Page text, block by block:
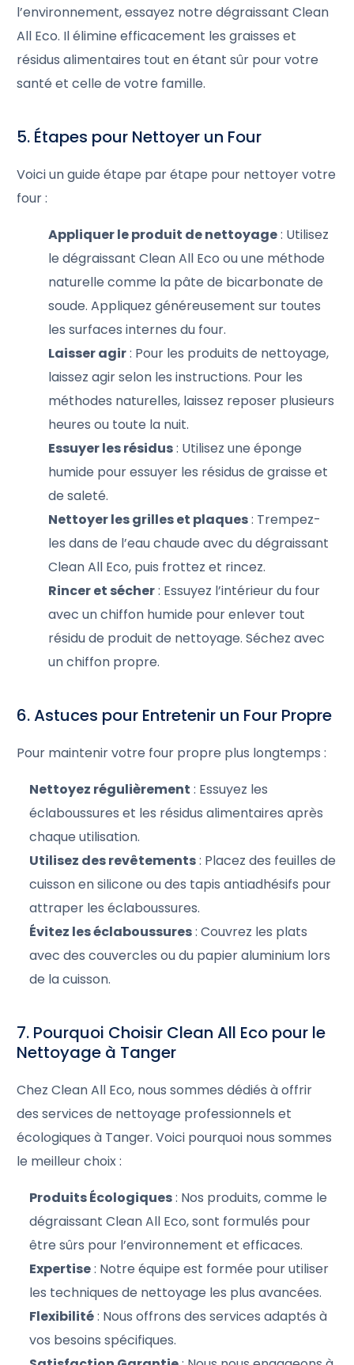
l’environnement, essayez notre dégraissant Clean
All Eco. Il élimine efficacement les graisses et
résidus alimentaires tout en étant sûr pour votre
santé et celle de votre famille.
5. Étapes pour Nettoyer un Four
Voici un guide étape par étape pour nettoyer votre
four :
Appliquer le produit de nettoyage: Utilisez
le dégraissant Clean All Eco ou une méthode
naturelle comme la pâte de bicarbonate de
soude. Appliquez généreusement sur toutes
les surfaces internes du four.
Laisser agir: Pour les produits de nettoyage,
laissez agir selon les instructions. Pour les
méthodes naturelles, laissez reposer plusieurs
heures ou toute la nuit.
Essuyer les résidus: Utilisez une éponge
humide pour essuyer les résidus de graisse et
de saleté.
Nettoyer les grilles et plaques: Trempez-
les dans de l’eau chaude avec du dégraissant
Clean All Eco, puis frottez et rincez.
Rincer et sécher: Essuyez l’intérieur du four
avec un chiffon humide pour enlever tout
résidu de produit de nettoyage. Séchez avec
un chiffon propre.
6. Astuces pour Entretenir un Four Propre
Pour maintenir votre four propre plus longtemps :
Nettoyez régulièrement : Essuyez les
éclaboussures et les résidus alimentaires après
chaque utilisation.
Utilisez des revêtements: Placez des feuilles de
cuisson en silicone ou des tapis antiadhésifs pour
attraper les éclaboussures.
Évitez les éclaboussures: Couvrez les plats
avec des couvercles ou du papier aluminium lors
de la cuisson.
7. Pourquoi Choisir Clean All Eco pour le
Nettoyage à Tanger
Chez Clean All Eco, nous sommes dédiés à offrir
des services de nettoyage professionnels et
écologiques à Tanger. Voici pourquoi nous sommes
le meilleur choix :
Produits Écologiques: Nos produits, comme le
dégraissant Clean All Eco, sont formulés pour
être sûrs pour l’environnement et efficaces.
Expertise: Notre équipe est formée pour utiliser
les techniques de nettoyage les plus avancées.
Flexibilité: Nous offrons des services adaptés à
vos besoins spécifiques.